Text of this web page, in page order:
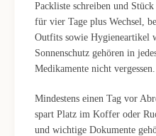
Packliste schreiben und
für vier Tage plus Wechsel,
Outfits sowie Hygieneartikel
Sonnenschutz gehören in
Medikamente nicht vergessen.
Mindestens einen Tag vor
spart Platz im Koffer oder
und wichtige Dokumente